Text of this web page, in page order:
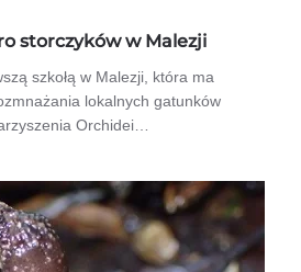
storczyków w Malezji
szkołą w Malezji, która ma
lokalnych gatunków
Orchidei…